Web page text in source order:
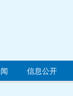
信息公开